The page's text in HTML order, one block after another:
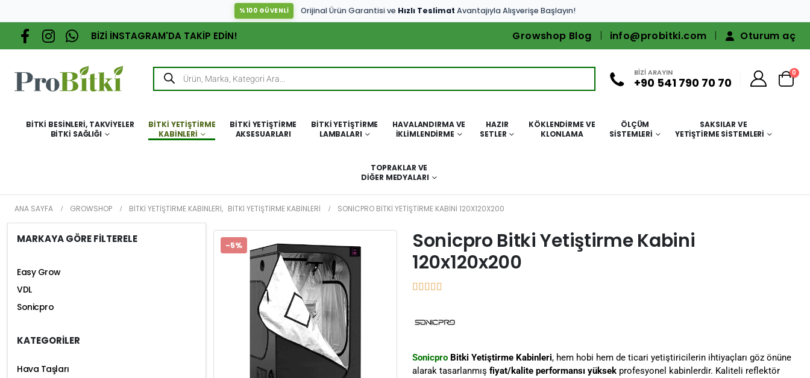
%100 GÜVENLİ Orijinal Ürün Garantisi ve Hızlı Teslimat Avantajıyla Alışverişe Başlayın!
BİZİ İNSTAGRAM'DA TAKİP EDİN! Growshop Blog info@probitki.com Oturum aç
BİZİ ARAYIN
+90 541 790 70 70
0
BITKI BESINLERI, TAKVIYELER
BITKI SAĞLIĞI
BITKI YETIŞTIRME
KABINLERI
BITKI YETIŞTIRME
AKSESUARLARI
BITKI YETIŞTIRME
LAMBALARI
HAVALANDIRMA VE
İKLIMLENDIRME
HAZIR
SETLER
KÖKLENDIRME VE
KLONLAMA
ÖLÇÜM
SISTEMLERI
SAKSILAR VE
YETIŞTIRME SISTEMLERI
TOPRAKLAR VE
DIĞER MEDYALARI
ANA SAYFA GROWSHOP BITKI YETIŞTIRME KABINLERI, BITKI YETIŞTIRME KABINLERI SONICPRO BITKI YETIŞTIRME KABINI 120X120X200
-5%
Sonicpro Bitki Yetiştirme Kabini
120x120x200
Sonicpro Bitki Yetiştirme Kabinleri, hem hobi hem de ticari yetiştiricilerin ihtiyaçları göz önüne
alarak tasarlanmış fiyat/kalite performansı yüksek profesyonel kabinlerdir. Kaliteli reflektör
MARKAYA GÖRE FİLTERELE
Easy Grow
VDL
Sonicpro
KATEGORİLER
Hava Taşları